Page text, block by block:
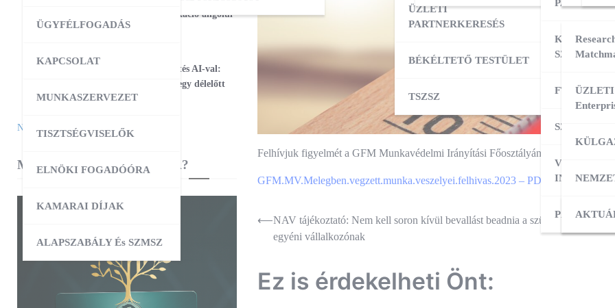
ÜZLETI
PARTNERKERESÉS
BÉKÉLTETŐ TESTÜLET
TSZSZ
KÜLPIACI
FT
INDÍTÁSA
ÜGYFÉLFOGADÁS
KAPCSOLAT
MUNKASZERVEZET
TISZTSÉGVISELŐK
ELNÖKI FOGADÓÓRA
KAMARAI DÍJAK
ALAPSZABÁLY És SZMSZ
Felhívjuk figyelmét a GFM Munkavédelmi Irányítási Főosztályának felhívására a
GFM.MV.Melegben.vegzett.munka.veszelyei.felhivas.2023 – PDF
Bejegyzés
navigáció
⟵NAV tájékoztató: Nem kell soron kívül bevallást beadnia a szünetelő
egyéni vállalkozónak
NAV
Ez is érdekelheti Önt:
Magabiztos üzleti kommunikáció angolul
– 2 napos workshop
25
Workshop – Facebook hirdetés AI-val:
szövegtől a kész kampányig egy délelőtt
alatt
Naptár megtekintése
MIBEN SEGÍT A KAMARA?